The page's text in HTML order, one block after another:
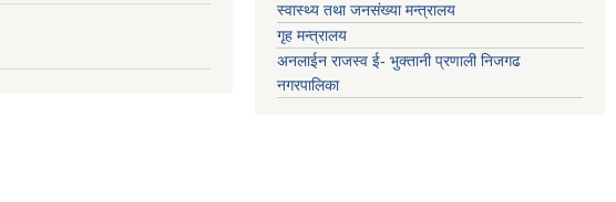
स्वास्थ्य तथा जनसंख्या मन्त्रालय
गृह मन्त्रालय
अनलाईन राजस्व ई- भुक्तानी प्रणाली निजगढ
नगरपालिका